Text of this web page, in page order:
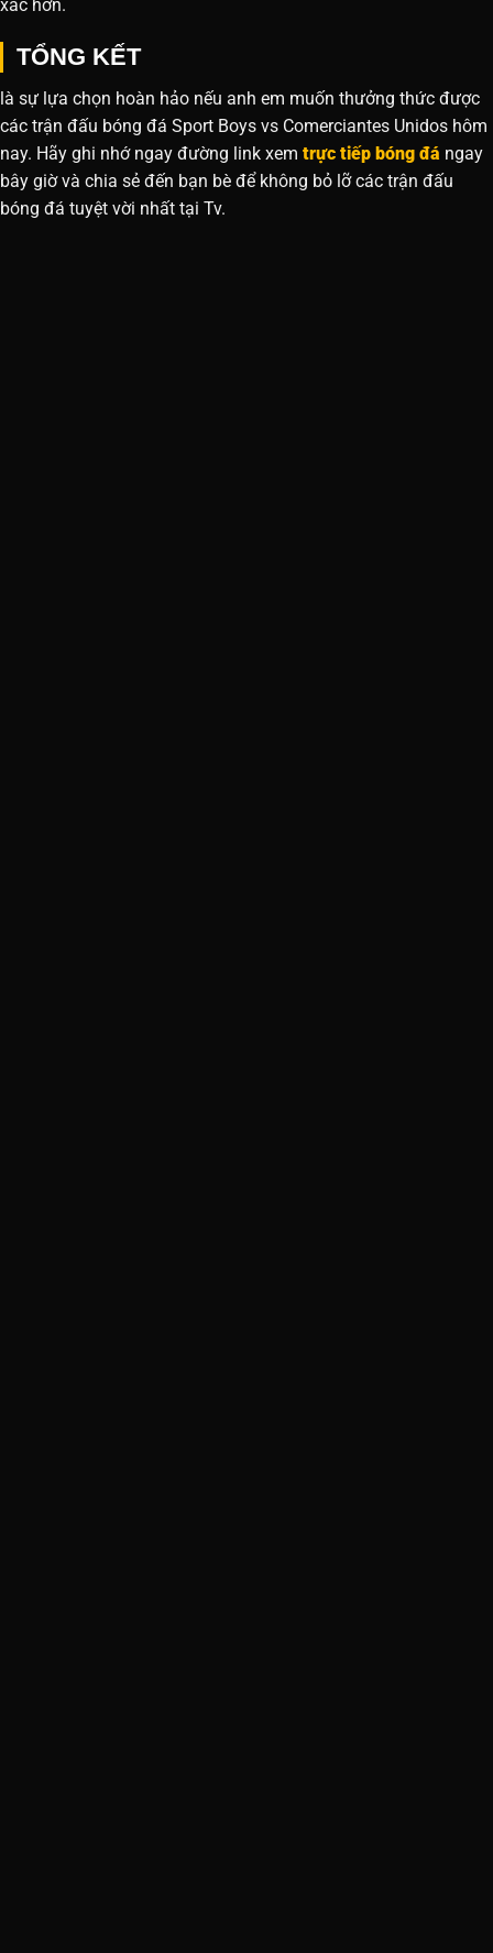
xác hơn.
TỔNG KẾT
là sự lựa chọn hoàn hảo nếu anh em muốn thưởng thức được
các trận đấu bóng đá Sport Boys vs Comerciantes Unidos hôm
nay. Hãy ghi nhớ ngay đường link xem trực tiếp bóng đá ngay
bây giờ và chia sẻ đến bạn bè để không bỏ lỡ các trận đấu
bóng đá tuyệt vời nhất tại Tv.